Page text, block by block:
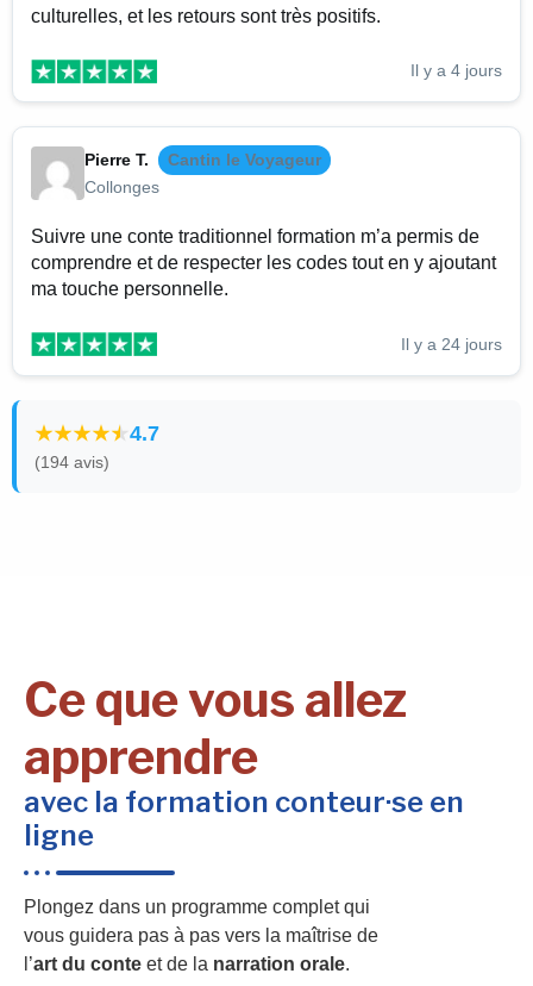
culturelles, et les retours sont très positifs.
Il y a 4 jours
Pierre T.
Cantin le Voyageur
Collonges
Suivre une conte traditionnel formation m’a permis de
comprendre et de respecter les codes tout en y ajoutant
ma touche personnelle.
Il y a 24 jours
4.7
(194 avis)
Ce que vous allez
apprendre
avec la formation conteur·se en
ligne
Plongez dans un programme complet qui
vous guidera pas à pas vers la maîtrise de
l’art du conte et de la narration orale.